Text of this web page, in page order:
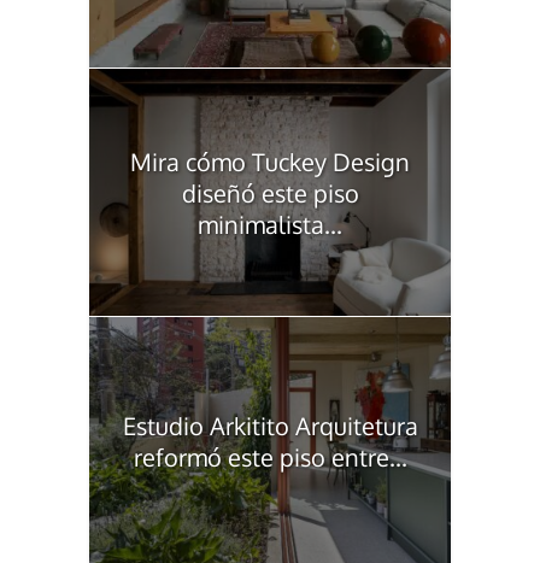
Mira cómo Tuckey Design
diseñó este piso
minimalista...
Estudio Arkitito Arquitetura
reformó este piso entre...